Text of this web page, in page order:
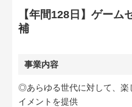
【年間128日】ゲーム
補
事業内容
◎あらゆる世代に対して、楽
イメントを提供